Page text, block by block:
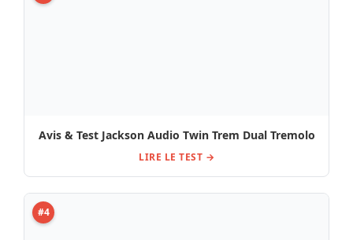
Avis & Test Jackson Audio Twin Trem Dual Tremolo
LIRE LE TEST →
#4